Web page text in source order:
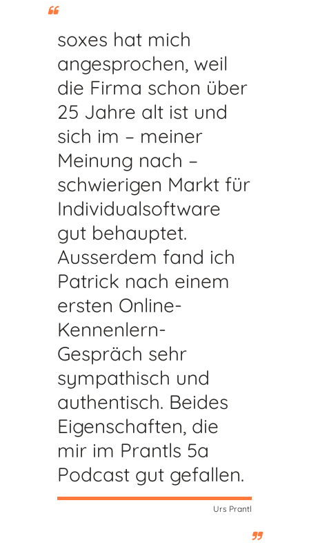
soxes hat mich
angesprochen, weil
die Firma schon über
25 Jahre alt ist und
sich im – meiner
Meinung nach –
schwierigen Markt für
Individualsoftware
gut behauptet.
Ausserdem fand ich
Patrick nach einem
ersten Online-
Kennenlern-
Gespräch sehr
sympathisch und
authentisch. Beides
Eigenschaften, die
mir im Prantls 5a
Podcast gut gefallen.
Urs Prantl